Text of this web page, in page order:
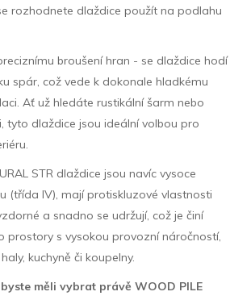
rozhodnete dlaždice použít na podlahu
broušení hran - se dlaždice hodí
spár, což vede k dokonale hladkému
Ať už hledáte rustikální šarm nebo
tyto dlaždice jsou ideální volbou pro
STR dlaždice jsou navíc vysoce
(třída IV), mají protiskluzové vlastnosti
a snadno se udržují, což je činí
prostory s vysokou provozní náročností,
kuchyně či koupelny.
měli vybrat právě WOOD PILE